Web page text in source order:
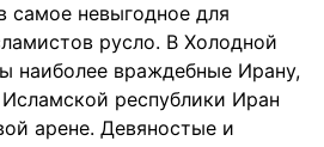
самое невыгодное для
русло. В Холодной
наиболее враждебные Ирану,
республики Иран
арене. Девяностые и